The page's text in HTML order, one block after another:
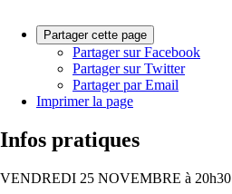
Partager cette page
Partager sur Facebook
Partager sur Twitter
Partager par Email
Imprimer la page
Infos pratiques
VENDREDI 25 NOVEMBRE à 20h30